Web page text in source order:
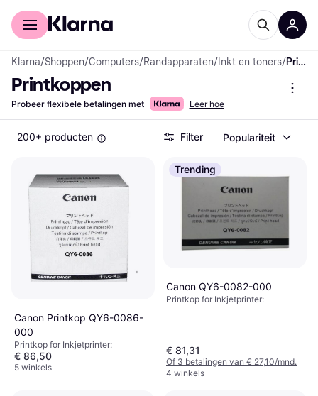
Voor shoppers
Klarna/Shoppen/Computers/Randapparaten/ Inkt en toners/ Printkoppen
Printkoppen
Probeer flexibele betalingen met Leer hoe
200+ producten Filter Populariteit
Canon Printkop QY6-0086-
000
Printkop for Inkjetprinter:
€ 86,50
5 winkels
Trending
Canon QY6-0082-000
Printkop for Inkjetprinter:
€ 81,31
Of 3 betalingen van € 27,10/mnd.
4 winkels